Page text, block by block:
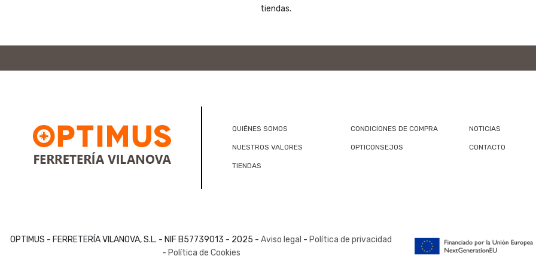
tiendas.
QUIÉNES SOMOS CONDICIONES DE COMPRA NOTICIAS
NUESTROS VALORES OPTICONSEJOS CONTACTO
TIENDAS
OPTIMUS - FERRETERÍA VILANOVA, S.L. - NIF B57739013 - 2025 - Aviso legal - Política de privacidad
- Política de Cookies